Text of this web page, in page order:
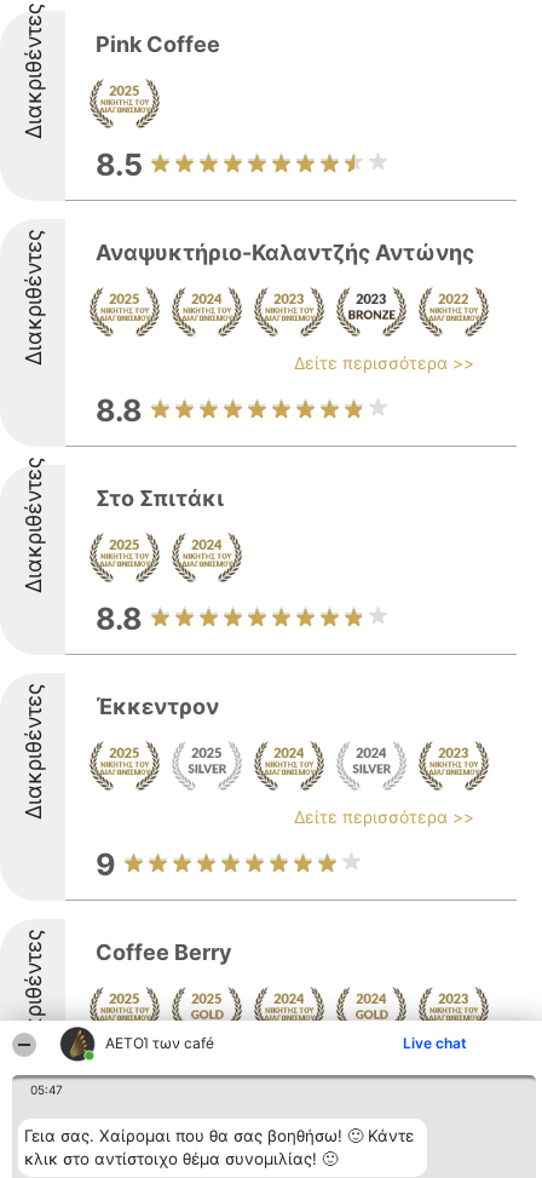
ΑΕΤΟΊ των café Live chat
05:47
Γεια σας. Χαίρομαι που θα σας βοηθήσω! 🙂 Κάντε
κλικ στο αντίστοιχο θέμα συνομιλίας! 🙂
Διακριθέντες Pink Coffee
8.5
Διακριθέντες Αναψυκτήριο-Καλαντζής Αντώνης
Δείτε περισσότερα >>
8.8
Διακριθέντες Στο Σπιτάκι
8.8
Διακριθέντες Έκκεντρον
Δείτε περισσότερα >>
9
Διακριθέντες Coffee Berry
9.2